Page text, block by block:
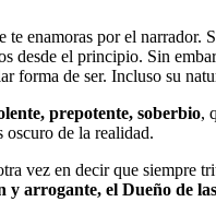
enamoras por el narrador.
desde el principio. Sin
forma de ser. Incluso su
prepotente, soberbio,
oscuro de la realidad.
vez en decir que siempre
y arrogante, el Dueño de